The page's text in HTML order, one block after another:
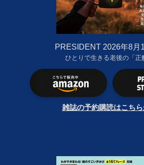
PRESIDENT 2026年8月
ひとりで生きる老後の「正
雑誌の予約購読はこち